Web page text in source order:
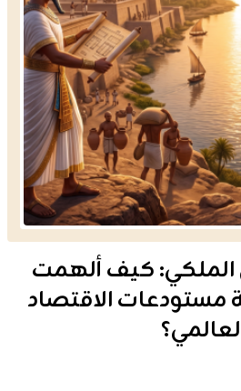
الملكي: كيف ألهمت
مستودعات الاقتصاد